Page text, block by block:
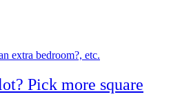
Pick more square